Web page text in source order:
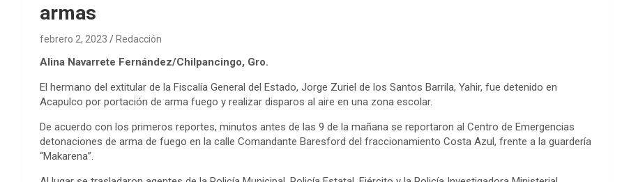
armas
febrero 2, 2023 Redacción
Alina Navarrete Fernández/Chilpancingo, Gro.
El hermano del extitular de la Fiscalía General del Estado, Jorge Zuriel de los Santos Barrila, Yahir, fue detenido en
Acapulco por portación de arma fuego y realizar disparos al aire en una zona escolar.
De acuerdo con los primeros reportes, minutos antes de las 9 de la mañana se reportaron al Centro de Emergencias
detonaciones de arma de fuego en la calle Comandante Baresford del fraccionamiento Costa Azul, frente a la guardería
“Makarena”.